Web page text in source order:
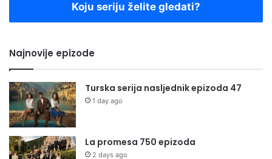
Koju seriju želite gledati?
Najnovije epizode
Turska serija nasljednik epizoda 47
1 day ago
La promesa 750 epizoda
2 days ago